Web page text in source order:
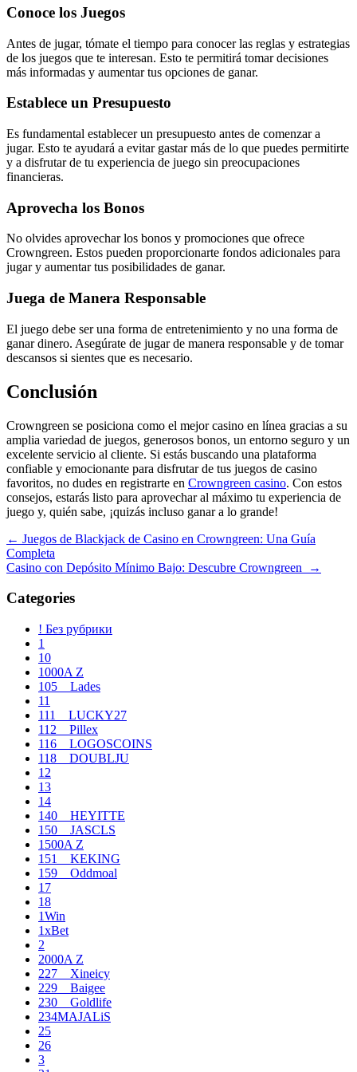
Conoce los Juegos
Antes de jugar, tómate el tiempo para conocer las reglas y estrategias
de los juegos que te interesan. Esto te permitirá tomar decisiones
más informadas y aumentar tus opciones de ganar.
Establece un Presupuesto
Es fundamental establecer un presupuesto antes de comenzar a
jugar. Esto te ayudará a evitar gastar más de lo que puedes permitirte
y a disfrutar de tu experiencia de juego sin preocupaciones
financieras.
Aprovecha los Bonos
No olvides aprovechar los bonos y promociones que ofrece
Crowngreen. Estos pueden proporcionarte fondos adicionales para
jugar y aumentar tus posibilidades de ganar.
Juega de Manera Responsable
El juego debe ser una forma de entretenimiento y no una forma de
ganar dinero. Asegúrate de jugar de manera responsable y de tomar
descansos si sientes que es necesario.
Conclusión
Crowngreen se posiciona como el mejor casino en línea gracias a su
amplia variedad de juegos, generosos bonos, un entorno seguro y un
excelente servicio al cliente. Si estás buscando una plataforma
confiable y emocionante para disfrutar de tus juegos de casino
favoritos, no dudes en registrarte en Crowngreen casino. Con estos
consejos, estarás listo para aprovechar al máximo tu experiencia de
juego y, quién sabe, ¡quizás incluso ganar a lo grande!
Navegación
de
← Juegos de Blackjack de Casino en Crowngreen: Una Guía
Completa
Casino con Depósito Mínimo Bajo: Descubre Crowngreen
→
Categories
! Без рубрики
1
10
1000A Z
105__Lades
11
111__LUCKY27
112__Pillex
116__LOGOSCOINS
118__DOUBLJU
12
13
14
140__HEYITTE
150__JASCLS
1500A Z
151__KEKING
159__Oddmoal
17
18
1Win
1xBet
2
2000A Z
227__Xineicy
229__Baigee
230__Goldlife
234MAJALiS
25
26
3